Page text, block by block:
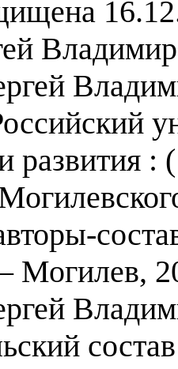
развития
Могилев,